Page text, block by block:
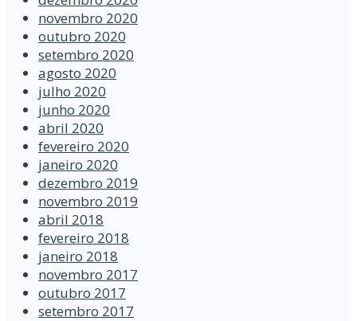
novembro 2020
outubro 2020
setembro 2020
agosto 2020
julho 2020
junho 2020
abril 2020
fevereiro 2020
janeiro 2020
dezembro 2019
novembro 2019
abril 2018
fevereiro 2018
janeiro 2018
novembro 2017
outubro 2017
setembro 2017